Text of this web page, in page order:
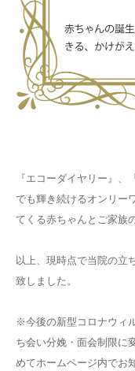
『エコーダイヤリー』
でも輝き続けるオンリー
てくる赤ちゃんとご家族
以上、現時点で当院の立
致しました。
※今後の新型コロナウィ
ち会い分娩・面会制限に
めてホームページ内でお